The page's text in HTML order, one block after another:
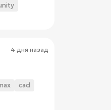
4 дня назад
cad